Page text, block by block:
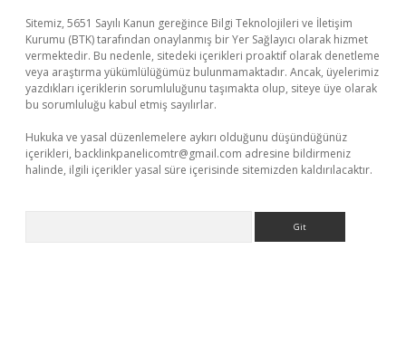
Sitemiz, 5651 Sayılı Kanun gereğince Bilgi Teknolojileri ve İletişim
Kurumu (BTK) tarafından onaylanmış bir Yer Sağlayıcı olarak hizmet
vermektedir. Bu nedenle, sitedeki içerikleri proaktif olarak denetleme
veya araştırma yükümlülüğümüz bulunmamaktadır. Ancak, üyelerimiz
yazdıkları içeriklerin sorumluluğunu taşımakta olup, siteye üye olarak
bu sorumluluğu kabul etmiş sayılırlar.
Hukuka ve yasal düzenlemelere aykırı olduğunu düşündüğünüz
içerikleri, backlinkpanelicomtr@gmail.com adresine bildirmeniz
halinde, ilgili içerikler yasal süre içerisinde sitemizden kaldırılacaktır.